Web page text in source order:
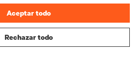
Rechazar todo
Aceptar todo